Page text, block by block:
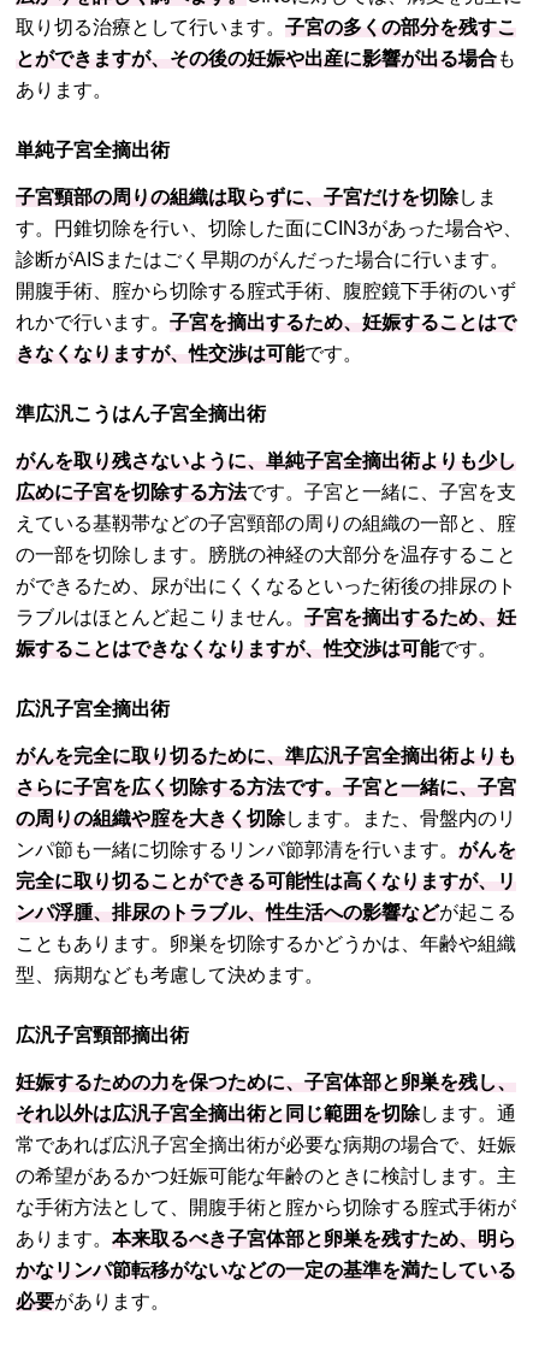
取り切る治療として行います。子宮の多くの部分を残すこ
とができますが、その後の妊娠や出産に影響が出る場合も
あります。
単純子宮全摘出術
子宮頸部の周りの組織は取らずに、子宮だけを切除しま
す。円錐切除を行い、切除した面にCIN3があった場合や、
診断がAISまたはごく早期のがんだった場合に行います。
開腹手術、腟から切除する腟式手術、腹腔鏡下手術のいず
れかで行います。子宮を摘出するため、妊娠することはで
きなくなりますが、性交渉は可能です。
準広汎こうはん子宮全摘出術
がんを取り残さないように、単純子宮全摘出術よりも少し
広めに子宮を切除する方法です。子宮と一緒に、子宮を支
えている基靱帯などの子宮頸部の周りの組織の一部と、腟
の一部を切除します。膀胱の神経の大部分を温存すること
ができるため、尿が出にくくなるといった術後の排尿のト
ラブルはほとんど起こりません。子宮を摘出するため、妊
娠することはできなくなりますが、性交渉は可能です。
広汎子宮全摘出術
がんを完全に取り切るために、準広汎子宮全摘出術よりも
さらに子宮を広く切除する方法です。子宮と一緒に、子宮
の周りの組織や腟を大きく切除します。また、骨盤内のリ
ンパ節も一緒に切除するリンパ節郭清を行います。がんを
完全に取り切ることができる可能性は高くなりますが、リ
ンパ浮腫、排尿のトラブル、性生活への影響などが起こる
こともあります。卵巣を切除するかどうかは、年齢や組織
型、病期なども考慮して決めます。
広汎子宮頸部摘出術
妊娠するための力を保つために、子宮体部と卵巣を残し、
それ以外は広汎子宮全摘出術と同じ範囲を切除します。通
常であれば広汎子宮全摘出術が必要な病期の場合で、妊娠
の希望があるかつ妊娠可能な年齢のときに検討します。主
な手術方法として、開腹手術と腟から切除する腟式手術が
あります。本来取るべき子宮体部と卵巣を残すため、明ら
かなリンパ節転移がないなどの一定の基準を満たしている
必要があります。